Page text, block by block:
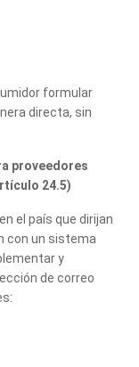
formular
directa, sin
proveedores
24.5)
el país que dirijan
con un sistema
y
de correo